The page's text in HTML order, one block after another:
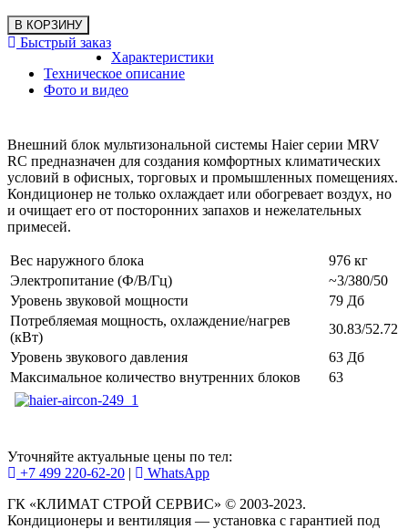
Быстрый заказ
Характеристики
Техническое описание
Фото и видео
Внешний блок мультизональной системы Haier серии MRV
RC предназначен для создания комфортных климатических
условий в офисных, торговых и промышленных помещениях.
Кондиционер не только охлаждает или обогревает воздух, но
и очищает его от посторонних запахов и нежелательных
примесей.
Вес наружного блока
976 кг
Электропитание (Ф/В/Гц)
~3/380/50
Уровень звуковой мощности
79 Дб
Потребляемая мощность, охлаждение/нагрев
(кВт)
30.83/52.72
Уровень звукового давления
63 Дб
Максимальное количество внутренних блоков
63
Уточняйте актуальные цены по тел:
+7 499 220-62-20 |
WhatsАpp
ГК «КЛИМАТ СТРОЙ СЕРВИС» © 2003-2023.
Кондиционеры и вентиляция — установка с гарантией под